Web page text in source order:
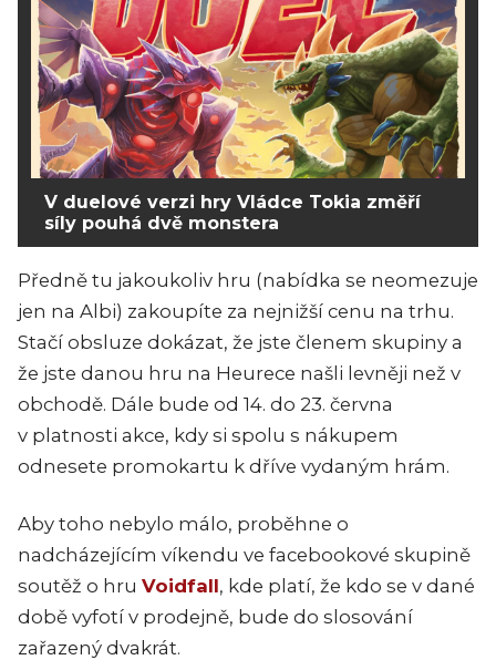
V duelové verzi hry Vládce Tokia změří
síly pouhá dvě monstera
Předně tu jakoukoliv hru (nabídka se neomezuje
jen na Albi) zakoupíte za nejnižší cenu na trhu.
Stačí obsluze dokázat, že jste členem skupiny a
že jste danou hru na Heurece našli levněji než v
obchodě. Dále bude od 14. do 23. června
v platnosti akce, kdy si spolu s nákupem
odnesete promokartu k dříve vydaným hrám.
Aby toho nebylo málo, proběhne o
nadcházejícím víkendu ve facebookové skupině
soutěž o hru Voidfall, kde platí, že kdo se v dané
době vyfotí v prodejně, bude do slosování
zařazený dvakrát.